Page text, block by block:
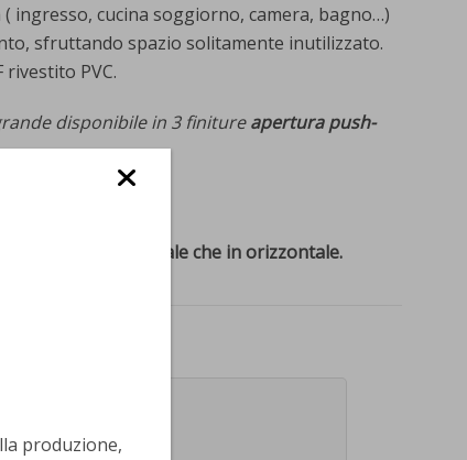
ingresso, cucina soggiorno, camera, bagno…)
sfruttando spazio solitamente inutilizzato.
rivestito PVC.
disponibile in 3 finitureapertura push-
sia in verticale che in orizzontale.
produzione,